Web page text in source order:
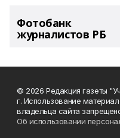
Фотобанк
журналистов РБ
© 2026 Редакция газеты
г. Использование
владельца сайта
Об использовании